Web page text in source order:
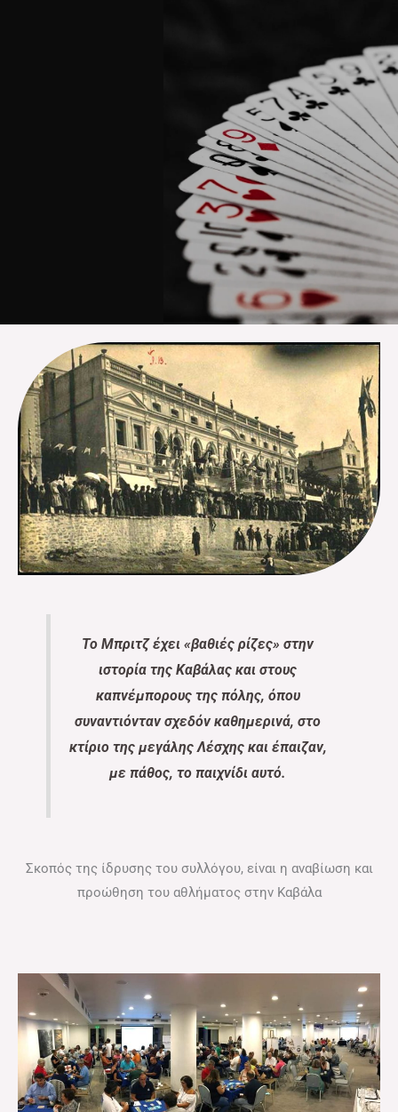
Το Μπριτζ έχει «βαθιές ρίζες» στην
ιστορία της Καβάλας και στους
καπνέμπορους της πόλης, όπου
συναντιόνταν σχεδόν καθημερινά, στο
κτίριο της μεγάλης Λέσχης και έπαιζαν,
με πάθος, το παιχνίδι αυτό.
Σκοπός της ίδρυσης του συλλόγου, είναι η αναβίωση και
προώθηση του αθλήματος στην Καβάλα